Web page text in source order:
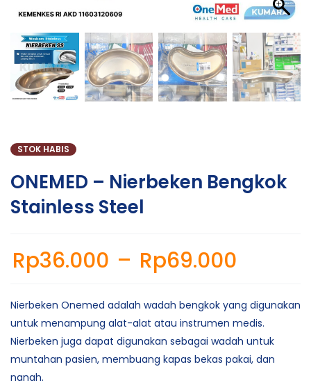
STOK HABIS
ONEMED – Nierbeken Bengkok
Stainless Steel
Rp36.000 – Rp69.000
Nierbeken Onemed adalah wadah bengkok yang digunakan
untuk menampung alat-alat atau instrumen medis.
Nierbeken juga dapat digunakan sebagai wadah untuk
muntahan pasien, membuang kapas bekas pakai, dan
nanah.